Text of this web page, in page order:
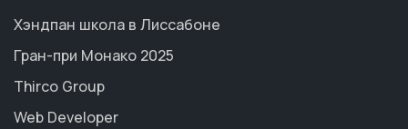
Хэндпан школа в Лиссабоне
Гран-при Монако 2025
Thirco Group
Web Developer